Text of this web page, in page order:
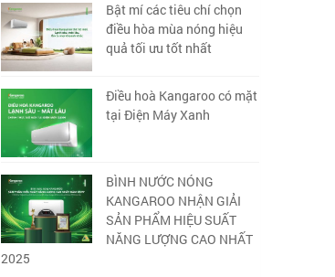
Bật mí các tiêu chí chọn
điều hòa mùa nóng hiệu
quả tối ưu tốt nhất
Điều hoà Kangaroo có mặt
tại Điện Máy Xanh
BÌNH NƯỚC NÓNG
KANGAROO NHẬN GIẢI
SẢN PHẨM HIỆU SUẤT
NĂNG LƯỢNG CAO NHẤT
2025